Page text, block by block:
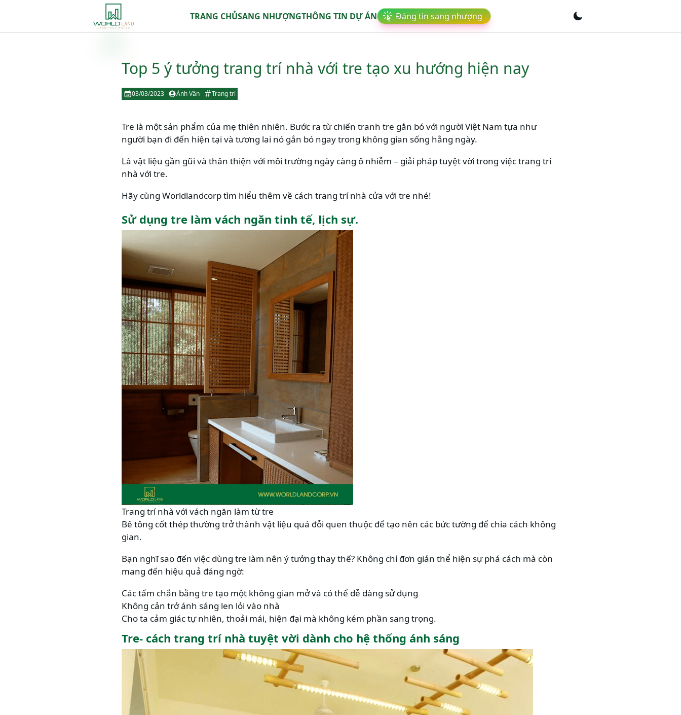
TRANG CHỦSANG NHƯỢNGTHÔNG TIN DỰ ÁN Đăng tin sang nhượng
Top 5 ý tưởng trang trí nhà với tre tạo xu hướng hiện nay
03/03/2023 Ánh Vân Trang trí
Tre là một sản phẩm của mẹ thiên nhiên. Bước ra từ chiến tranh tre gắn bó với người Việt Nam tựa như
người bạn đi đến hiện tại và tương lai nó gắn bó ngay trong không gian sống hằng ngày.
Là vật liệu gần gũi và thân thiện với môi trường ngày càng ô nhiễm – giải pháp tuyệt vời trong việc trang trí
nhà với tre.
Hãy cùng Worldlandcorp tìm hiểu thêm về cách trang trí nhà cửa với tre nhé!
Sử dụng tre làm vách ngăn tinh tế, lịch sự.
Trang trí nhà với vách ngăn làm từ tre
Bê tông cốt thép thường trở thành vật liệu quá đỗi quen thuộc để tạo nên các bức tường để chia cách không
gian.
Bạn nghĩ sao đến việc dùng tre làm nên ý tưởng thay thế? Không chỉ đơn giản thể hiện sự phá cách mà còn
mang đến hiệu quả đáng ngờ:
Các tấm chắn bằng tre tạo một không gian mở và có thể dễ dàng sử dụng
Không cản trở ánh sáng len lỏi vào nhà
Cho ta cảm giác tự nhiên, thoải mái, hiện đại mà không kém phần sang trọng.
Tre- cách trang trí nhà tuyệt vời dành cho hệ thống ánh sáng